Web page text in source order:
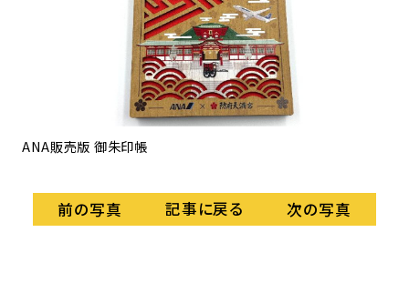
ANA販売版 御朱印帳
前の写真 記事に戻る 次の写真